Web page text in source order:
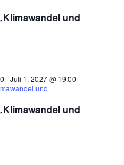
und
und
-Juli 1, 2027 @ 19:00
und